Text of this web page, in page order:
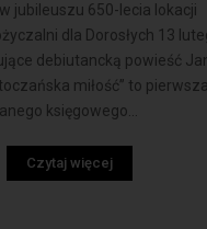
jubileuszu 650-lecia lokacji
dla Dorosłych 13
debiutancką powieść
miłość” to
księgowego...
Czytaj więcej